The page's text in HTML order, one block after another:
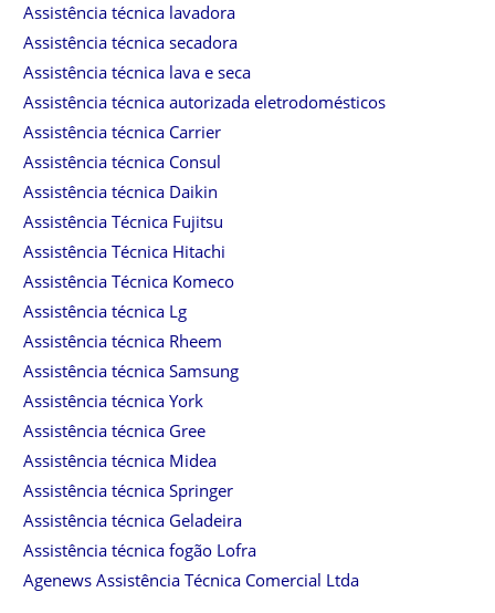
Assistência técnica lavadora
Assistência técnica secadora
Assistência técnica lava e seca
Assistência técnica autorizada eletrodomésticos
Assistência técnica Carrier
Assistência técnica Consul
Assistência técnica Daikin
Assistência Técnica Fujitsu
Assistência Técnica Hitachi
Assistência Técnica Komeco
Assistência técnica Lg
Assistência técnica Rheem
Assistência técnica Samsung
Assistência técnica York
Assistência técnica Gree
Assistência técnica Midea
Assistência técnica Springer
Assistência técnica Geladeira
Assistência técnica fogão Lofra
Agenews Assistência Técnica Comercial Ltda